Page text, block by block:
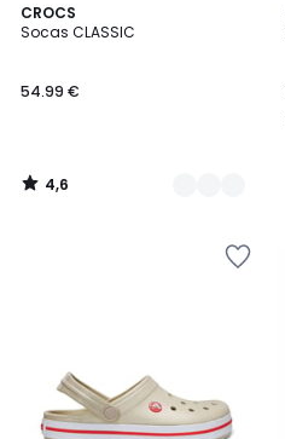
CROCS
Socas CLASSIC
54.99 €
4,6
/ 5
2
Cores
4,6
/